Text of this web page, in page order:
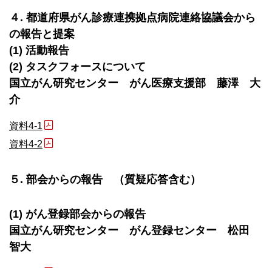
４. 都道府県がん診療連携拠点病院連絡協議会から
の報告と提案
(1) 活動報告
(2) タスクフォースについて
国立がん研究センター がん医療支援部 藤澤 大
介
資料4-1
資料4-2
５. 部会からの報告 （質疑応答含む）
(1) がん登録部会からの報告
国立がん研究センター がん登録センター 松田
智大